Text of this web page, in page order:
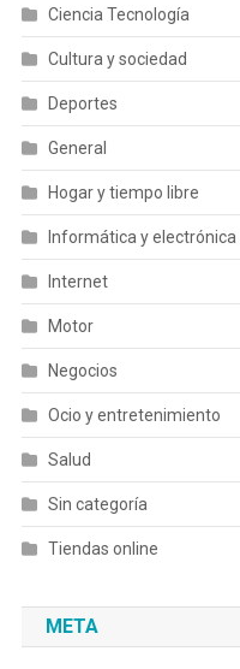
Ciencia Tecnología
Cultura y sociedad
Deportes
General
Hogar y tiempo libre
Informática y electrónica
Internet
Motor
Negocios
Ocio y entretenimiento
Salud
Sin categoría
Tiendas online
META